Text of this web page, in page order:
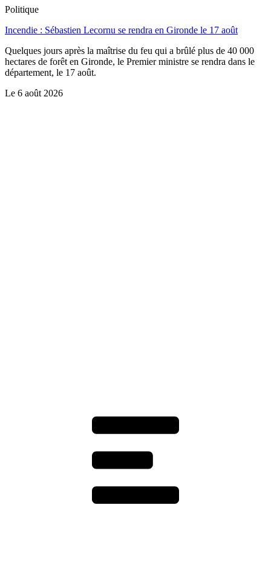
Politique
Incendie : Sébastien Lecornu se rendra en Gironde le 17 août
Quelques jours après la maîtrise du feu qui a brûlé plus de 40 000
hectares de forêt en Gironde, le Premier ministre se rendra dans le
département, le 17 août.
Le 6 août 2026